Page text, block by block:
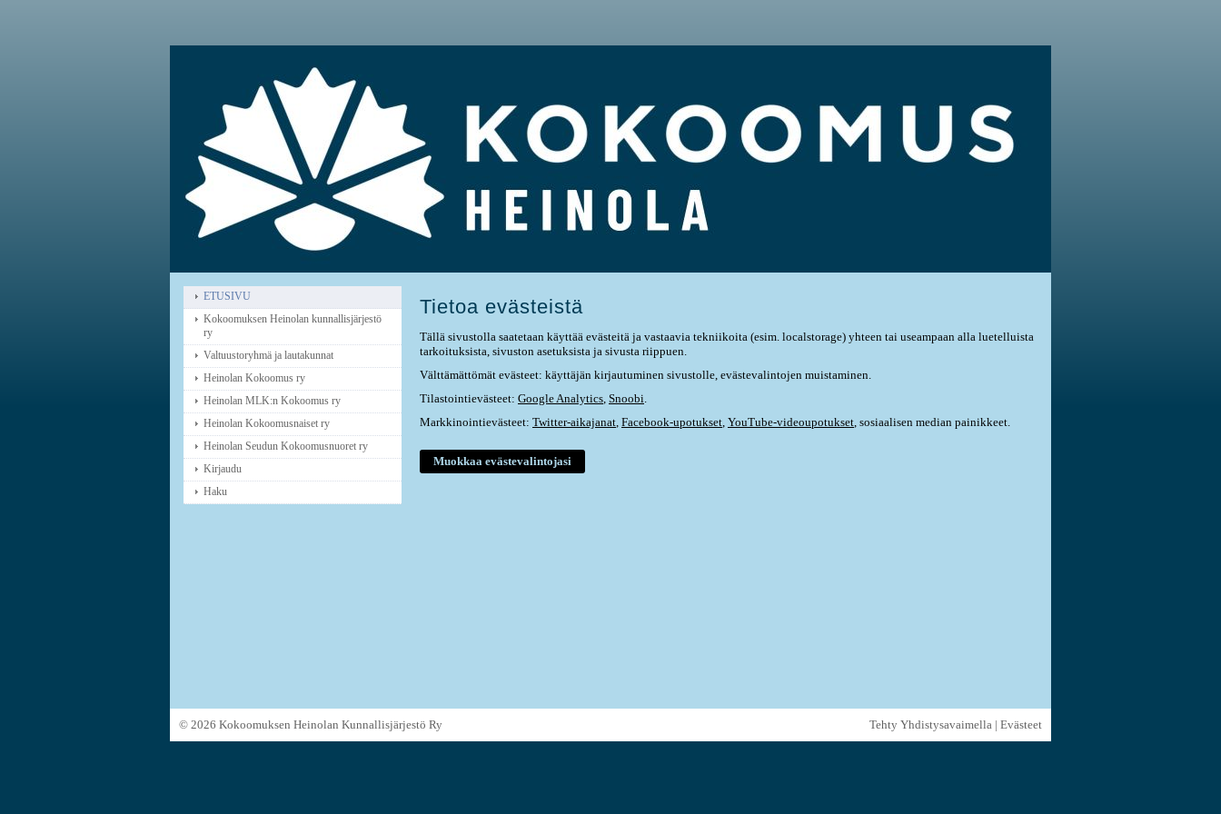
Tietoa evästeistä
Tällä sivustolla saatetaan käyttää evästeitä ja vastaavia tekniikoita (esim. localstorage) yhteen tai useampaan alla luetelluista
tarkoituksista, sivuston asetuksista ja sivusta riippuen.
Välttämättömät evästeet: käyttäjän kirjautuminen sivustolle, evästevalintojen muistaminen.
Tilastointievästeet: Google Analytics, Snoobi.
Markkinointievästeet: Twitter-aikajanat, Facebook-upotukset, YouTube-videoupotukset, sosiaalisen median painikkeet.
ETUSIVU
Kokoomuksen Heinolan kunnallisjärjestö
ry
Valtuustoryhmä ja lautakunnat
Heinolan Kokoomus ry
Heinolan MLK:n Kokoomus ry
Heinolan Kokoomusnaiset ry
Heinolan Seudun Kokoomusnuoret ry
Kirjaudu
Haku
Tehty Yhdistysavaimella | Evästeet
© 2026 Kokoomuksen Heinolan Kunnallisjärjestö Ry